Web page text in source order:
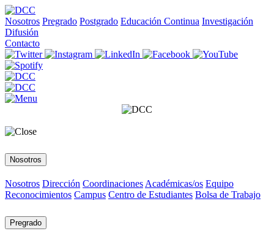
Nosotros Pregrado Postgrado Educación Continua Investigación
Difusión
Contacto
Nosotros
Nosotros Dirección Coordinaciones Académicas/os Equipo
Reconocimientos Campus Centro de Estudiantes Bolsa de Trabajo
Pregrado